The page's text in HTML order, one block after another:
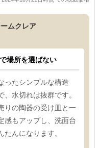
ムクレア
場所を選ばない
ったシンプルな構造
水切れは抜群です。
りの陶器の受け皿と一
感もアップし、洗面台
んになります。